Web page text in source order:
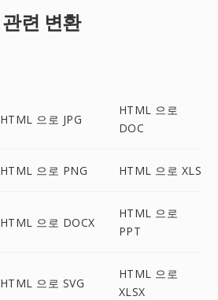
관련 변환
HTML 으로 JPG
HTML 으로
DOC
HTML 으로 PNG HTML 으로 XLS
HTML 으로 DOCX
HTML 으로
PPT
HTML 으로 SVG
HTML 으로
XLSX